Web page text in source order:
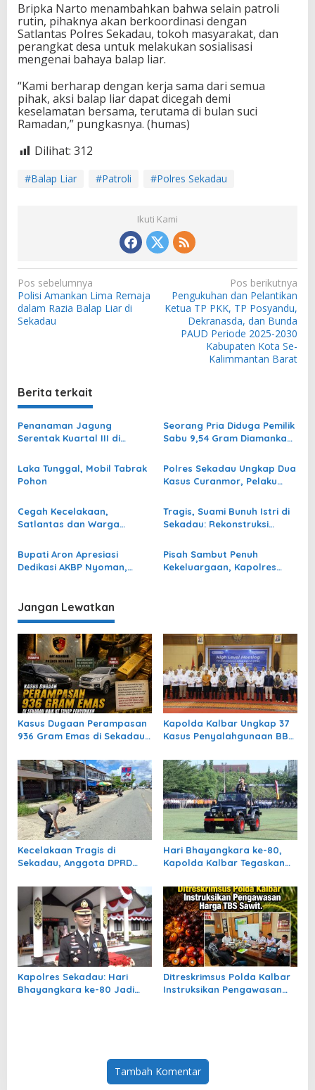
Bripka Narto menambahkan bahwa selain patroli
rutin, pihaknya akan berkoordinasi dengan
Satlantas Polres Sekadau, tokoh masyarakat, dan
perangkat desa untuk melakukan sosialisasi
mengenai bahaya balap liar.
“Kami berharap dengan kerja sama dari semua
pihak, aksi balap liar dapat dicegah demi
keselamatan bersama, terutama di bulan suci
Ramadan,” pungkasnya. (humas)
Dilihat: 312
#Balap Liar #Patroli #Polres Sekadau
Ikuti Kami
N
a
v
s
i
p
o
s
Pos sebelumnya
Polisi Amankan Lima Remaja
dalam Razia Balap Liar di
Sekadau
Pos berikutnya
Pengukuhan dan Pelantikan
Ketua TP PKK, TP Posyandu,
Dekranasda, dan Bunda
PAUD Periode 2025-2030
Kabupaten Kota Se-
Kalimmantan Barat
Berita terkait
Penanaman Jagung
Serentak Kuartal III di
Seorang Pria Diduga Pemilik
Sabu 9,54 Gram Diamankan
Laka Tunggal, Mobil Tabrak
Pohon
Polres Sekadau Ungkap Dua
Kasus Curanmor, Pelaku
Cegah Kecelakaan,
Satlantas dan Warga
Peniti
Tragis, Suami Bunuh Istri di
Sekadau: Rekonstruksi
Kekerasan
Bupati Aron Apresiasi
Dedikasi AKBP Nyoman,
Pisah Sambut Penuh
Kekeluargaan, Kapolres
Jangan Lewatkan
Kasus Dugaan Perampasan
936 Gram Emas di Sekadau
Kapolda Kalbar Ungkap 37
Kasus Penyalahgunaan BBM
Bawang Selama Juli 2026
Kecelakaan Tragis di
Sekadau, Anggota DPRD
TKP
Hari Bhayangkara ke-80,
Kapolda Kalbar Tegaskan
Masyarakat”
Kapolres Sekadau: Hari
Bhayangkara ke-80 Jadi
Ditreskrimsus Polda Kalbar
Instruksikan Pengawasan
Tambah Komentar